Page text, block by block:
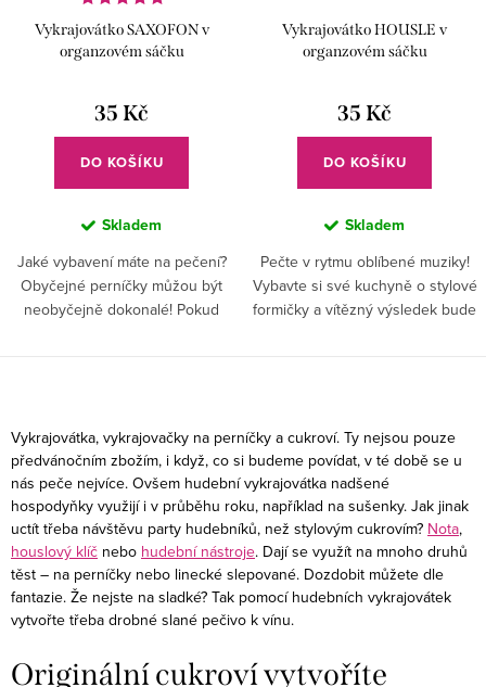
Vykrajovátko SAXOFON v
organzovém sáčku
35 Kč
DO KOŠÍKU
Skladem
Jaké vybavení máte na pečení?
Obyčejné perníčky můžou být
neobyčejně dokonalé! Pokud
Vykrajovátko HOUSLE v
organzovém sáčku
35 Kč
DO KOŠÍKU
Skladem
Pečte v rytmu oblíbené muziky!
Vybavte si své kuchyně o stylové
formičky a vítězný výsledek bude
v
l
á
d
a
c
í
p
r
Vykrajovátka, vykrajovačky na perníčky a cukroví. Ty nejsou pouze
předvánočním zbožím, i když, co si budeme povídat, v té době se u
nás peče nejvíce. Ovšem hudební vykrajovátka nadšené
hospodyňky využijí i v průběhu roku, například na sušenky. Jak jinak
uctít třeba návštěvu party hudebníků, než stylovým cukrovím? Nota,
houslový klíč nebo hudební nástroje. Dají se využít na mnoho druhů
těst – na perníčky nebo linecké slepované. Dozdobit můžete dle
fantazie. Že nejste na sladké? Tak pomocí hudebních vykrajovátek
vytvořte třeba drobné slané pečivo k vínu.
Originální cukroví vytvoříte